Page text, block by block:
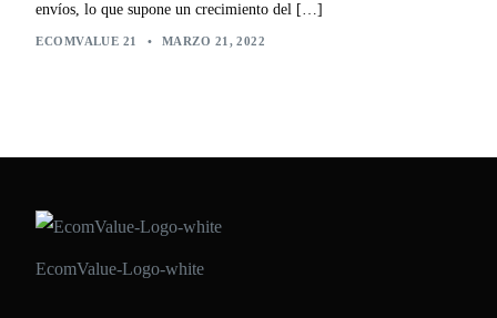
envíos, lo que supone un crecimiento del […]
ECOMVALUE 21 • MARZO 21, 2022
EcomValue-Logo-white